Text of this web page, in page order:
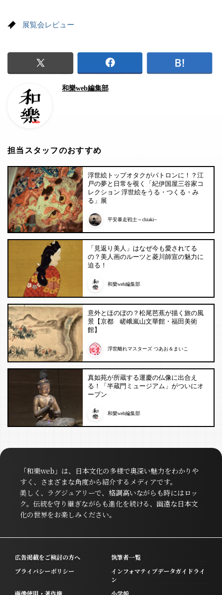
展覧会レビュー
和樂web編集部
担当スタッフのおすすめ
浮世絵トップオタクがパトロンに！？江
戸の夢と日常を覗く「紀伊国屋三谷家コ
レクション 浮世絵をうる・つくる・み
る」展
平安暴走戦士～chiaki~
「見返り美人」はなぜ今も愛されてる
の？美人画のルーツと菱川師宣の魅力に
迫る！
和樂web編集部
意外とほのぼの？松尾芭蕉が描く旅の風
景【京都 嵯峨嵐山文華館・福田美術
館】
浮世離れマスターズ つあお＆まいこ
真如苑が所蔵する運慶の仏像に出合え
る！「半蔵門ミュージアム」がついにオ
ープン
和樂web編集部
「和樂web」は、日本文化の多様で奥深い魅力をわかりや
すく、さまざまな角度から紹介するメディアです。
美しく、ラグジュアリーで、格調高いながらも時にはロッ
ク。伝統を守り継ぎながらも進化を続ける、幽遠な日本文
化の世界をお楽しみください。
広告掲載をご検討の方へ
執筆者一覧
プライバシーポリシー
インフォマティブデータガイドライ
ン